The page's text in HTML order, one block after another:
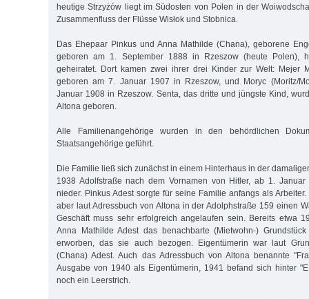
heutige Strzyżów liegt im Südosten von Polen in der
Zusammenfluss der Flüsse Wisłok und Stobnica.
Das Ehepaar Pinkus und Anna Mathilde (Chana), geborene
geboren am 1. September 1888 in Rzeszow (heute Polen),
geheiratet. Dort kamen zwei ihrer drei Kinder zur Welt: Mejer
geboren am 7. Januar 1907 in Rzeszow, und Moryc (Moritz/
Januar 1908 in Rzeszow. Senta, das dritte und jüngste Kind,
Altona geboren.
Alle Familienangehörige wurden in den behördlichen
Staatsangehörige geführt.
Die Familie ließ sich zunächst in einem Hinterhaus in der
1938 Adolfstraße nach dem Vornamen von Hitler, ab 1. Januar
nieder. Pinkus Adest sorgte für seine Familie anfangs als
aber laut Adressbuch von Altona in der Adolphstraße 159 einen
Geschäft muss sehr erfolgreich angelaufen sein. Bereits etwa
Anna Mathilde Adest das benachbarte (Mietwohn-)
erworben, das sie auch bezogen. Eigentümerin war laut
(Chana) Adest. Auch das Adressbuch von Altona benannte
Ausgabe von 1940 als Eigentümerin, 1941 befand sich hinter
noch ein Leerstrich.